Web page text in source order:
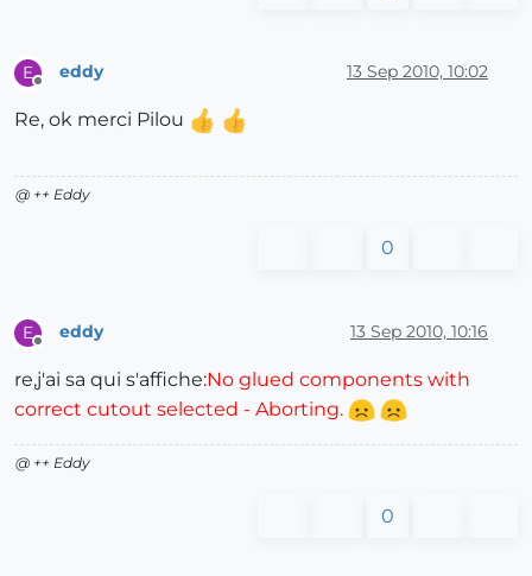
E
Offline
eddy 13 Sep 2010, 10:02
Re, ok merci Pilou
@ ++ Eddy
0
E
Offline
eddy 13 Sep 2010, 10:16
re,j'ai sa qui s'affiche:No glued components with
correct cutout selected - Aborting.
@ ++ Eddy
0